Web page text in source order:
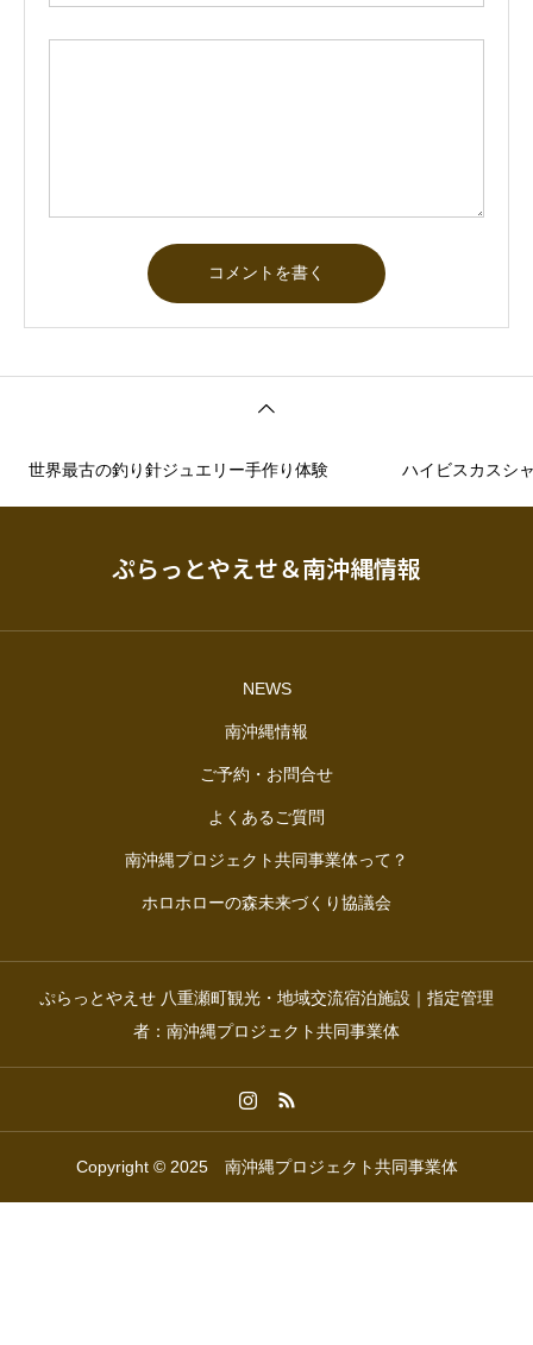
世界最古の釣り針ジュエリー手作り体験 ハイビスカスシ
ぷらっとやえせ＆南沖縄情報
NEWS
南沖縄情報
ご予約・お問合せ
よくあるご質問
南沖縄プロジェクト共同事業体って？
ホロホローの森未来づくり協議会
ぷらっとやえせ 八重瀬町観光・地域交流宿泊施設｜指定管理
者：南沖縄プロジェクト共同事業体
Copyright © 2025 南沖縄プロジェクト共同事業体